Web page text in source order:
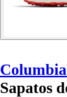
Columbia
Sapatos